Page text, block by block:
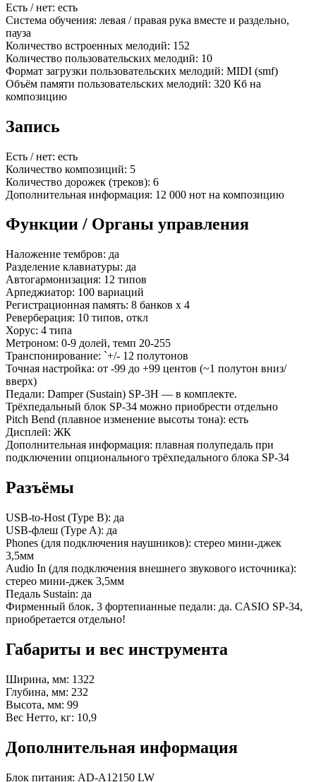
Есть / нет: есть
Система обучения: левая / правая рука вместе и раздельно,
пауза
Количество встроенных мелодий: 152
Количество пользовательских мелодий: 10
Формат загрузки пользовательских мелодий: MIDI (smf)
Объём памяти пользовательских мелодий: 320 Кб на
композицию
Запись
Есть / нет: есть
Количество композиций: 5
Количество дорожек (треков): 6
Дополнительная информация: 12 000 нот на композицию
Функции / Органы управления
Наложение тембров: да
Разделение клавиатуры: да
Автогармонизация: 12 типов
Арпеджиатор: 100 вариаций
Регистрационная память: 8 банков х 4
Реверберация: 10 типов, откл
Хорус: 4 типа
Метроном: 0-9 долей, темп 20-255
Транспонирование: `+/- 12 полутонов
Точная настройка: от -99 до +99 центов (~1 полутон вниз/
вверх)
Педали: Damper (Sustain) SP-3H — в комплекте.
Трёхпедальный блок SP-34 можно приобрести отдельно
Pitch Bend (плавное изменение высоты тона): есть
Дисплей: ЖК
Дополнительная информация: плавная полупедаль при
подключении опционального трёхпедального блока SP-34
Разъёмы
USB-to-Host (Type B): да
USB-флеш (Type A): да
Phones (для подключения наушников): стерео мини-джек
3,5мм
Audio In (для подключения внешнего звукового источника):
стерео мини-джек 3,5мм
Педаль Sustain: да
Фирменный блок, 3 фортепианные педали: да. CASIO SP-34,
приобретается отдельно!
Габариты и вес инструмента
Ширина, мм: 1322
Глубина, мм: 232
Высота, мм: 99
Вес Нетто, кг: 10,9
Дополнительная информация
Блок питания: AD-А12150 LW